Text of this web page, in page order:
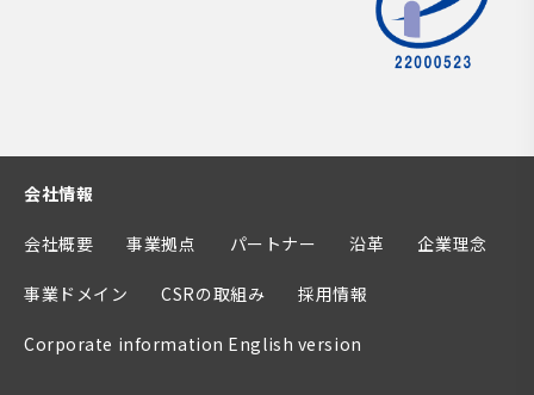
会社情報
会社概要 事業拠点 パートナー 沿革 企業理念
事業ドメイン CSRの取組み 採用情報
Corporate information English version